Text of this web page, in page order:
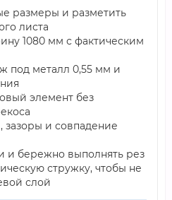
размеры и разметить
листа
1080 мм с фактическим
под металл 0,55 мм и
элемент без
зазоры и совпадение
и бережно выполнять рез
стружку, чтобы не
слой